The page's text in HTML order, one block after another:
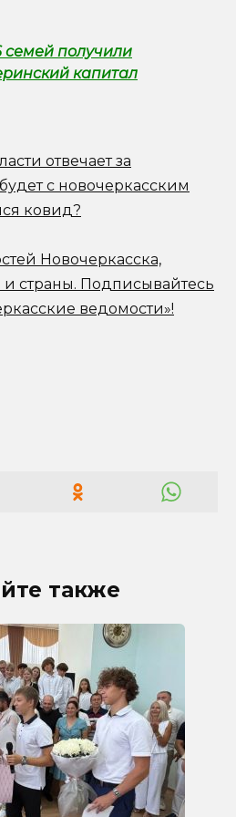
семей получили
капитал
отвечает за
с новочеркасским
ковид?
Новочеркасска,
и страны. Подписывайтесь
ведомости»!
также